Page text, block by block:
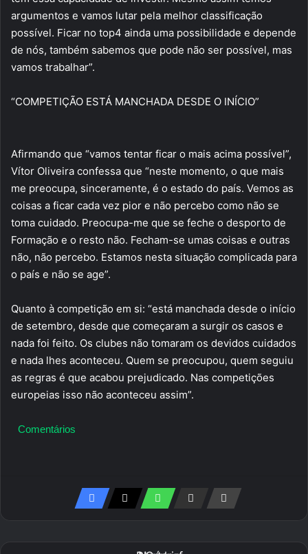
argumentos e vamos lutar pela melhor classificação
possível. Ficar no top4 ainda uma possibilidade e depende
de nós, também sabemos que pode não ser possível, mas
vamos trabalhar”.
“COMPETIÇÃO ESTÁ MANCHADA DESDE O INÍCIO”
Afirmando que “vamos tentar ficar o mais acima possível”,
Vítor Oliveira confessa que “neste momento, o que mais
me preocupa, sinceramente, é o estado do país. Vemos as
coisas a ficar cada vez pior e não percebo como não se
toma cuidado. Preocupa-me que se feche o desporto de
Formação e o resto não. Fecham-se umas coisas e outras
não, não percebo. Estamos nesta situação complicada para
o país e não se age”.
Quanto à competição em si: “está manchada desde o início
de setembro, desde que começaram a surgir os casos e
nada foi feito. Os clubes não tomaram os devidos cuidados
e nada lhes aconteceu. Quem se preocupou, quem seguiu
as regras é que acabou prejudicado. Nas competições
europeias isso não aconteceu assim”.
Comentários